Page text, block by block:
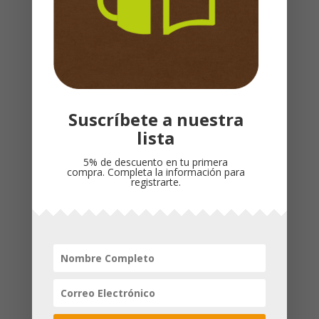
las mujeres a profundizar su estudio bíblico.
Asimismo, las preparará para abordar la
Palabra de Dios de una manera que las
espiritualmente.
Productos relacionados
Suscríbete a nuestra
lista
5% de descuento en tu primera
compra. Completa la información para
registrarte.